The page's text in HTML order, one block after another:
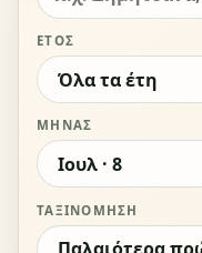
ΈΤΟΣ
ΜΉΝΑΣ
ΤΑΞΙΝΌΜΗΣΗ